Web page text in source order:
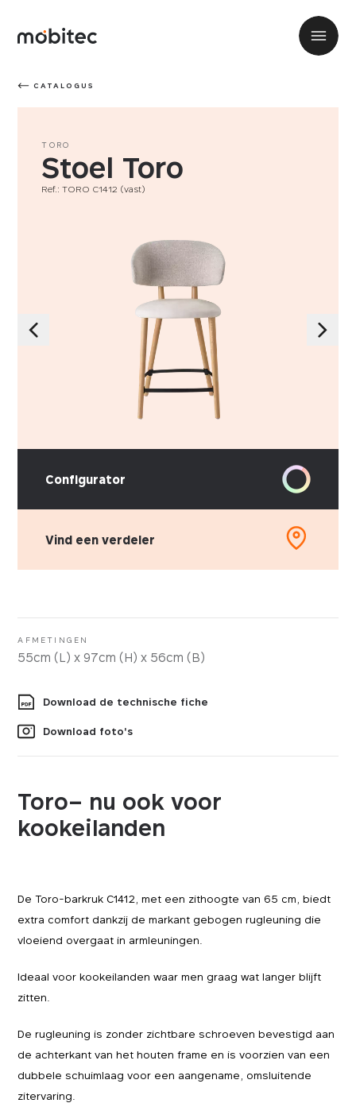
CATALOGUS
TORO
Stoel Toro
Ref.: TORO C1412 (vast)
Configurator
Vind een verdeler
Toro– nu ook voor
kookeilanden
AFMETINGEN
55cm (L) x 97cm (H) x 56cm (B)
Download de technische fiche
Download foto's
De Toro-barkruk C1412, met een zithoogte van 65 cm, biedt
extra comfort dankzij de markant gebogen rugleuning die
vloeiend overgaat in armleuningen.
Ideaal voor kookeilanden waar men graag wat langer blijft
zitten.
De rugleuning is zonder zichtbare schroeven bevestigd aan
de achterkant van het houten frame en is voorzien van een
dubbele schuimlaag voor een aangename, omsluitende
zitervaring.